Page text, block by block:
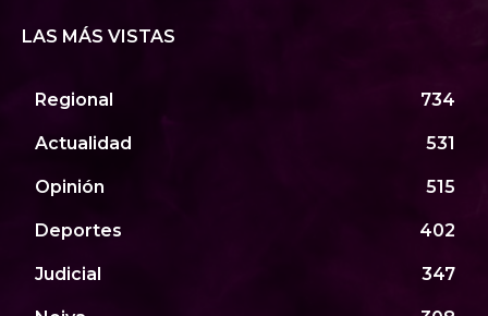
LAS MÁS VISTAS
Regional 734
Actualidad 531
Opinión 515
Deportes 402
Judicial 347